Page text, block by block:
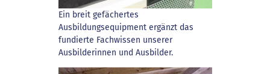
Ein breit gefächertes
Ausbildungsequipment ergänzt das
fundierte Fachwissen unserer
Ausbilderinnen und Ausbilder.